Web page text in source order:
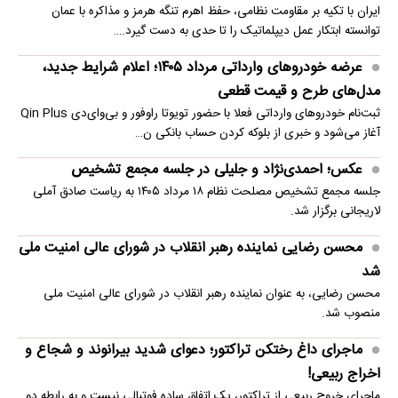
ایران با تکیه بر مقاومت نظامی، حفظ اهرم تنگه هرمز و مذاکره با عمان
توانسته ابتکار عمل دیپلماتیک را تا حدی به دست گیرد.…
عرضه خودروهای وارداتی مرداد ۱۴۰۵؛ اعلام شرایط جدید،
مدل‌های طرح و قیمت قطعی
ثبت‌نام خودروهای وارداتی فعلا با حضور تویوتا راوفور و بی‌وای‌دی Qin Plus
آغاز می‌شود و خبری از بلوکه‌ کردن حساب بانکی ن…
عکس؛ احمدی‌نژاد و جلیلی در جلسه مجمع تشخیص
جلسه مجمع تشخیص مصلحت نظام ۱۸ مرداد ۱۴۰۵ به ریاست صادق آملی
لاریجانی برگزار شد.
محسن رضایی نماینده رهبر انقلاب در شورای عالی امنیت ملی
شد
محسن رضایی، به عنوان نماینده رهبر انقلاب در شورای عالی امنیت ملی
منصوب شد.
ماجرای داغ رختکن تراکتور؛ دعوای شدید بیرانوند و شجاع و
اخراج ربیعی!